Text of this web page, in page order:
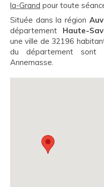
la-Grand pour toute
Située dans la région
département Haute-
une ville de 32196
du département sont
Annemasse.